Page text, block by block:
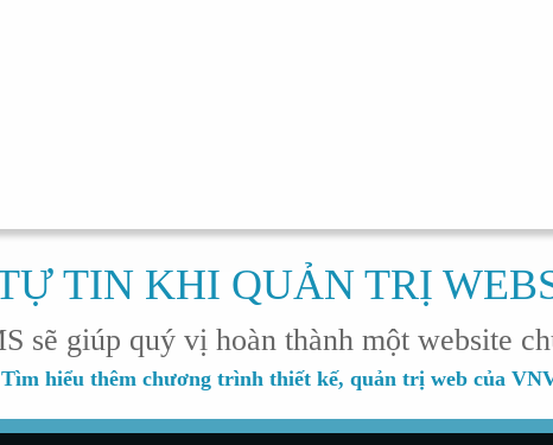
TIN KHI QUẢN TRỊ
sẽ giúp quý vị hoàn thành một website
Tìm hiểu thêm chương trình thiết kế, quản trị web của